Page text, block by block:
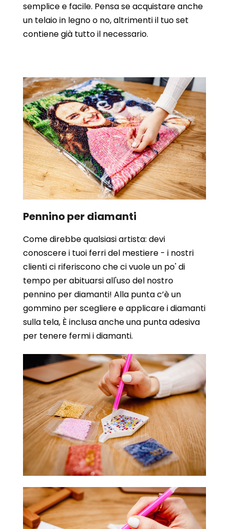
semplice e facile. Pensa se acquistare anche
un telaio in legno o no, altrimenti il tuo set
contiene già tutto il necessario.
Pennino per diamanti
Come direbbe qualsiasi artista: devi
conoscere i tuoi ferri del mestiere - i nostri
clienti ci riferiscono che ci vuole un po' di
tempo per abituarsi all'uso del nostro
pennino per diamanti! Alla punta c’è un
gommino per scegliere e applicare i diamanti
sulla tela, È inclusa anche una punta adesiva
per tenere fermi i diamanti.